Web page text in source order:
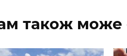
також може